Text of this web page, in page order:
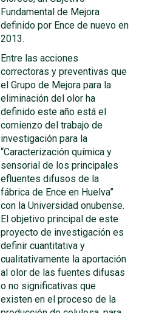
Fundamental de Mejora
definido por Ence de nuevo en
2013.
Entre las acciones
correctoras y preventivas que
el Grupo de Mejora para la
eliminación del olor ha
definido este año está el
comienzo del trabajo de
investigación para la
“Caracterización química y
sensorial de los principales
efluentes difusos de la
fábrica de Ence en Huelva”
con la Universidad onubense.
El objetivo principal de este
proyecto de investigación es
definir cuantitativa y
cualitativamente la aportación
al olor de las fuentes difusas
o no significativas que
existen en el proceso de la